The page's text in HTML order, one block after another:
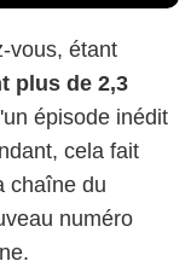
vous, étant
plus de 2,3
épisode inédit
cela fait
chaîne du
numéro